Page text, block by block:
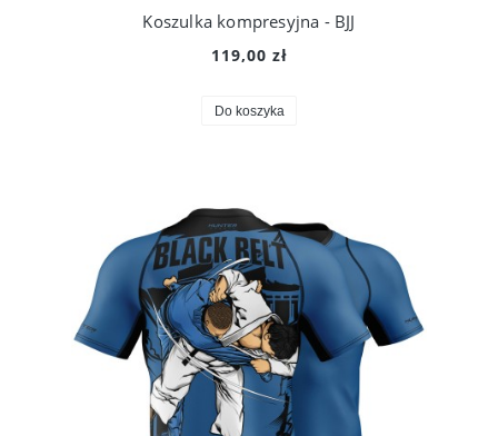
Koszulka kompresyjna - BJJ
119,00 zł
Do koszyka